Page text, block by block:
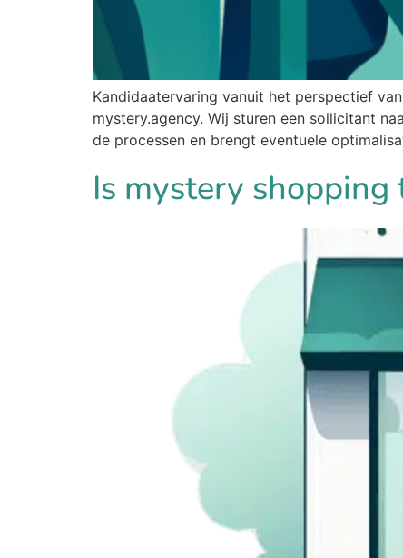
Kandidaatervaring vanuit het perspectief
mystery.agency. Wij sturen een sollicitant
de processen en brengt eventuele
Is mystery shopping